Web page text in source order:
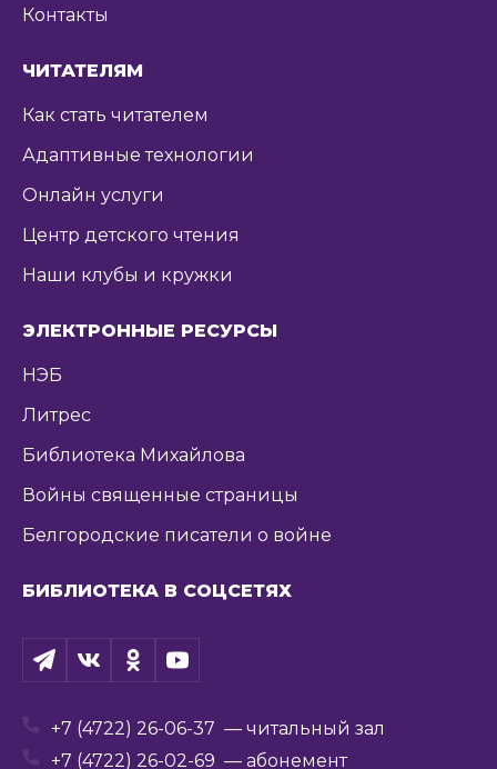
Контакты
ЧИТАТЕЛЯМ
Как стать читателем
Адаптивные технологии
Онлайн услуги
Центр детского чтения
Наши клубы и кружки
ЭЛЕКТРОННЫЕ РЕСУРСЫ
НЭБ
Литрес
Библиотека Михайлова
Войны священные страницы
Белгородские писатели о войне
БИБЛИОТЕКА В СОЦСЕТЯХ
+7 (4722) 26-06-37 — читальный зал
+7 (4722) 26-02-69 — абонемент